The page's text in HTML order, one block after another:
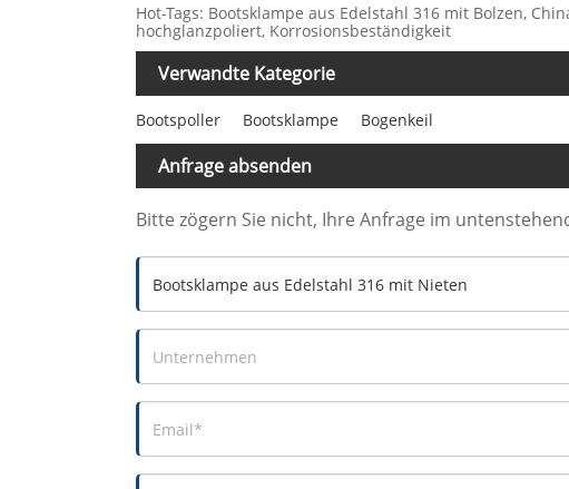
Hot-Tags: Bootsklampe aus Edelstahl 316 mit Bolzen,
hochglanzpoliert, Korrosionsbeständigkeit
Verwandte Kategorie
Bootspoller Bootsklampe Bogenkeil
Anfrage absenden
Bitte zögern Sie nicht, Ihre Anfrage im